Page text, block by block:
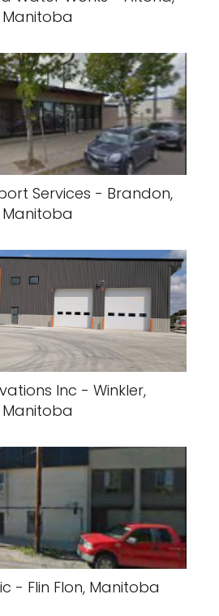
Manitoba
Services - Brandon,
Manitoba
Inc - Winkler,
Manitoba
- Flin Flon, Manitoba